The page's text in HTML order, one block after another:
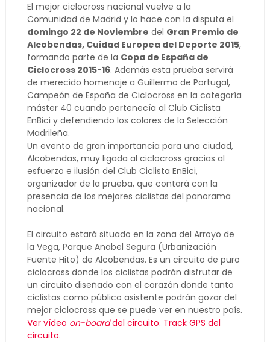
El mejor ciclocross nacional vuelve a la
Comunidad de Madrid y lo hace con la disputa el
domingo 22 de Noviembre del Gran Premio de
Alcobendas, Cuidad Europea del Deporte 2015,
formando parte de la Copa de España de
Ciclocross 2015-16. Además esta prueba servirá
de merecido homenaje a Guillermo de Portugal,
Campeón de España de Ciclocross en la categoría
máster 40 cuando pertenecía al Club Ciclista
EnBici y defendiendo los colores de la Selección
Madrileña.
Un evento de gran importancia para una ciudad,
Alcobendas, muy ligada al ciclocross gracias al
esfuerzo e ilusión del Club Ciclista EnBici,
organizador de la prueba, que contará con la
presencia de los mejores ciclistas del panorama
nacional.
El circuito estará situado en la zona del Arroyo de
la Vega, Parque Anabel Segura (Urbanización
Fuente Hito) de Alcobendas. Es un circuito de puro
ciclocross donde los ciclistas podrán disfrutar de
un circuito diseñado con el corazón donde tanto
ciclistas como público asistente podrán gozar del
mejor ciclocross que se puede ver en nuestro país.
Ver vídeo on-boarddel circuito. Track GPS del
circuito.